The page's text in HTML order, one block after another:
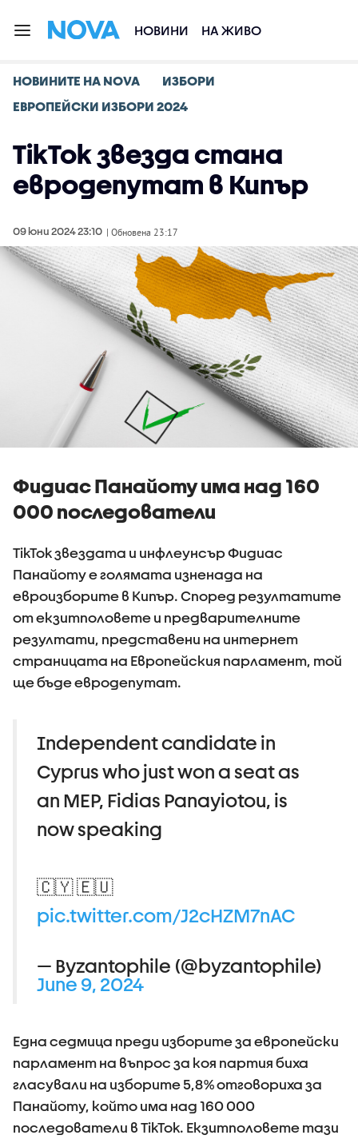
НОВИНИ НА ЖИВО
НОВИНИТЕ НА NOVA
ИЗБОРИ
ЕВРОПЕЙСКИ ИЗБОРИ 2024
TikTok звезда стана
евродепутат в Кипър
09 юни 2024 23:10 | Обновена 23:17
Фидиас Панайоту има над 160
000 последователи
TikTok звездата и инфлеунсър Фидиас
Панайоту e голямата изненада на
евроизборите в Кипър. Според резултатите
от екзитполовете и предварителните
резултати, представени на интернет
страницата на Европейския парламент, той
ще бъде евродепутат.
Independent candidate in
Cyprus who just won a seat as
an MEP, Fidias Panayiotou, is
now speaking
🇨🇾 🇪🇺
pic.twitter.com/J2cHZM7nAC
— Byzantophile (@byzantophile)
June 9, 2024
Една седмица преди изборите за европейски
парламент на въпрос за коя партия биха
гласували на изборите 5,8% отговориха за
Панайоту, който има над 160 000
последователи в TikTok. Екзитполовете тази